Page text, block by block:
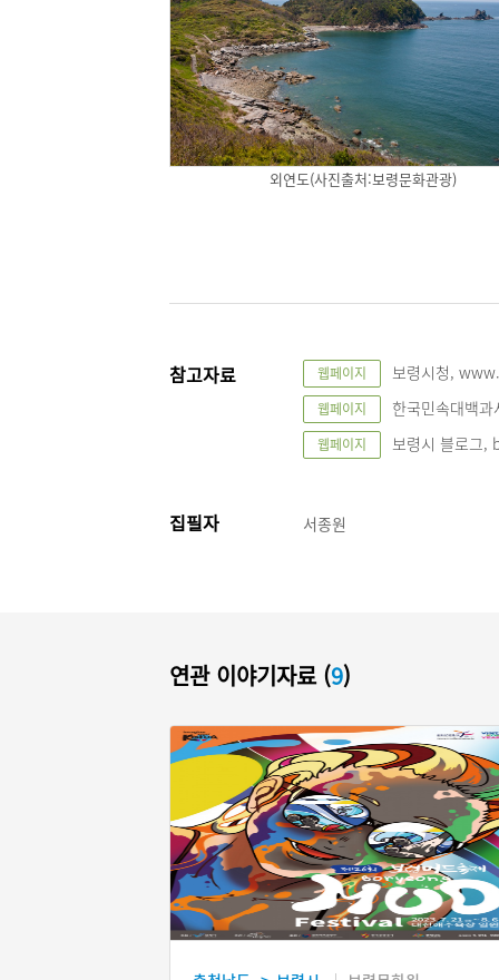
외연도(사진출처:보령문화관광)
참고자료 웹페이지 보령시청,
웹페이지 한국민속대백
웹페이지 보령시 블로그
집필자 서종원
연관 이야기자료 (9)